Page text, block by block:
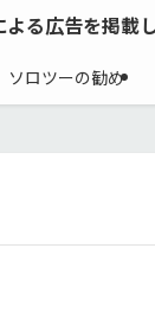
ソロツーの勧め
る広告を掲載